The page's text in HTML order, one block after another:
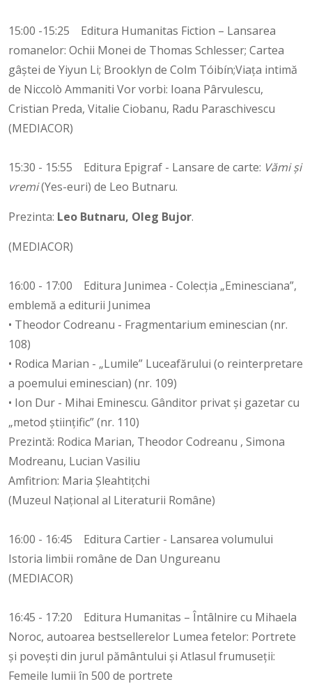
15:00 -15:25 Editura Humanitas Fiction – Lansarea
romanelor: Ochii Monei de Thomas Schlesser; Cartea
gâștei de Yiyun Li; Brooklyn de Colm Tóibín;Viața intimă
de Niccolò Ammaniti Vor vorbi: Ioana Pârvulescu,
Cristian Preda, Vitalie Ciobanu, Radu Paraschivescu
(MEDIACOR)
15:30 - 15:55 Editura Epigraf - Lansare de carte: Vămi și
vremi(Yes-euri) de Leo Butnaru.
Prezinta: Leo Butnaru, Oleg Bujor.
(MEDIACOR)
16:00 - 17:00 Editura Junimea - Colecția „Eminesciana”,
emblemă a editurii Junimea
• Theodor Codreanu - Fragmentarium eminescian (nr.
108)
• Rodica Marian - „Lumile” Luceafărului (o reinterpretare
a poemului eminescian) (nr. 109)
• Ion Dur - Mihai Eminescu. Gânditor privat și gazetar cu
„metod științific” (nr. 110)
Prezintă: Rodica Marian, Theodor Codreanu , Simona
Modreanu, Lucian Vasiliu
Amfitrion: Maria Șleahtițchi
(Muzeul Național al Literaturii Române)
16:00 - 16:45 Editura Cartier - Lansarea volumului
Istoria limbii române de Dan Ungureanu
(MEDIACOR)
16:45 - 17:20 Editura Humanitas – Întâlnire cu Mihaela
Noroc, autoarea bestsellerelor Lumea fetelor: Portrete
și povești din jurul pământului și Atlasul frumuseţii:
Femeile lumii în 500 de portrete